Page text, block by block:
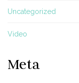
Uncategorized
Video
Meta